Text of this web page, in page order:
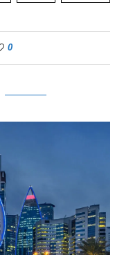
0